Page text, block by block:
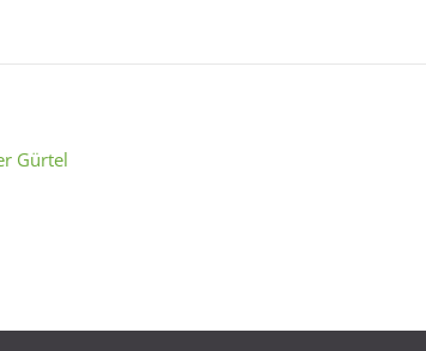
Gürtel